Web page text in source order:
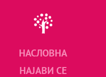
НАСЛОВНА
НАЈАВИ СЕ